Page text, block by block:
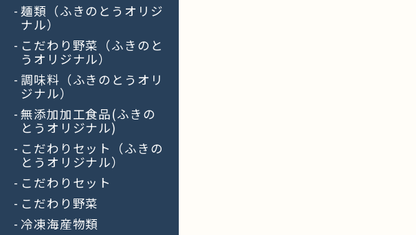
麺類（ふきのとうオリジ
ナル）
こだわり野菜（ふきのと
うオリジナル）
調味料（ふきのとうオリ
ジナル）
無添加加工食品(ふきの
とうオリジナル)
こだわりセット（ふきの
とうオリジナル）
こだわりセット
こだわり野菜
冷凍海産物類